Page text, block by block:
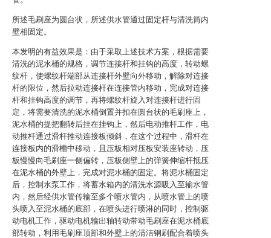
所述毛刷座为圆台状，所述供水管通过固定杆与清洗筒内
壁相固定。
本发明的有益效果是：由于采取上述技术方案，根据需要
清洗的泥水桶的规格，调节连接杆和挂钩的高度，转动螺
纹杆，使螺纹杆端部从连接杆外壁向外移动，解除对连接
杆的限位，然后拉动连接杆在连接管内移动，完成对连接
杆和挂钩高度的调节，再将螺纹杆旋入对连接杆进行固
定，将需要清洗的泥水桶倒置并扣在圆台状的毛刷座上，
泥水桶的提把翻转后挂在挂钩上，然后电动推杆工作，电
动推杆通过滑杆推动连接板倾斜，在这个过程中，滑杆在
连接板内的滑槽中移动，且压板相对压板安装座转动，压
板慢慢向毛刷座一侧偏转，压板侧壁上的弹簧伸缩杆抵压
在泥水桶的外壁上，完成对泥水桶的固定。将泥水桶固定
后，控制水泵工作，将蓄水箱内的清洗水源吸入至输水管
内，然后经供水管传输至多个喷水管内，从喷水管上的喷
头喷入至泥水桶的底部，在喷头进行喷淋的同时，控制驱
动电机工作，驱动电机输出轴转动带动毛刷座在泥水桶底
部转动，利用毛刷座顶部和外壁上的清洁钢刷配合着喷头